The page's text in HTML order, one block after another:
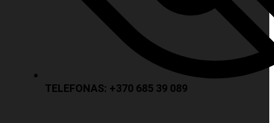
TELEFONAS: +370 685 39 089